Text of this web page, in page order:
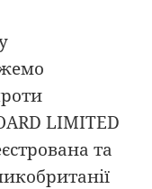
LIMITED
та